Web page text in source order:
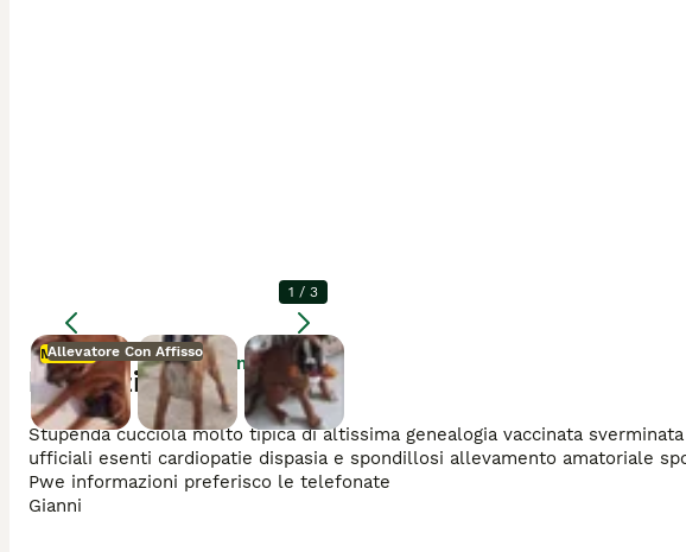
Allevatore Con Affisso
Mamma
Ingrandire
1 / 3
Mamma
Descrizione
Stupenda cucciola molto tipica di altissima genealogia vaccinata
ufficiali esenti cardiopatie dispasia e spondillosi allevamento amatoriale
Pwe informazioni preferisco le telefonate